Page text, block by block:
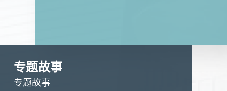
专题故事
专题故事